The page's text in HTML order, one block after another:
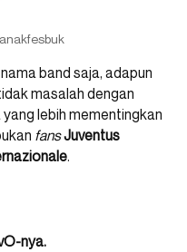
band saja, adapun
masalah dengan
lebih mementingkan
fansJuventus
.
nya.